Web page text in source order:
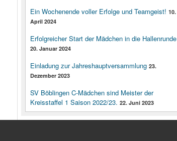
Ein Wochenende voller Erfolge und Teamgeist! 10.
April 2024
Erfolgreicher Start der Mädchen in die Hallenrunde
20. Januar 2024
Einladung zur Jahreshauptversammlung 23.
Dezember 2023
SV Böblingen C-Mädchen sind Meister der
Kreisstaffel 1 Saison 2022/23. 22. Juni 2023